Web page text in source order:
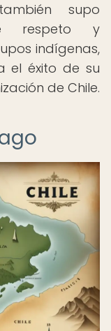
supo
respeto y
indígenas,
el éxito de su
de Chile.